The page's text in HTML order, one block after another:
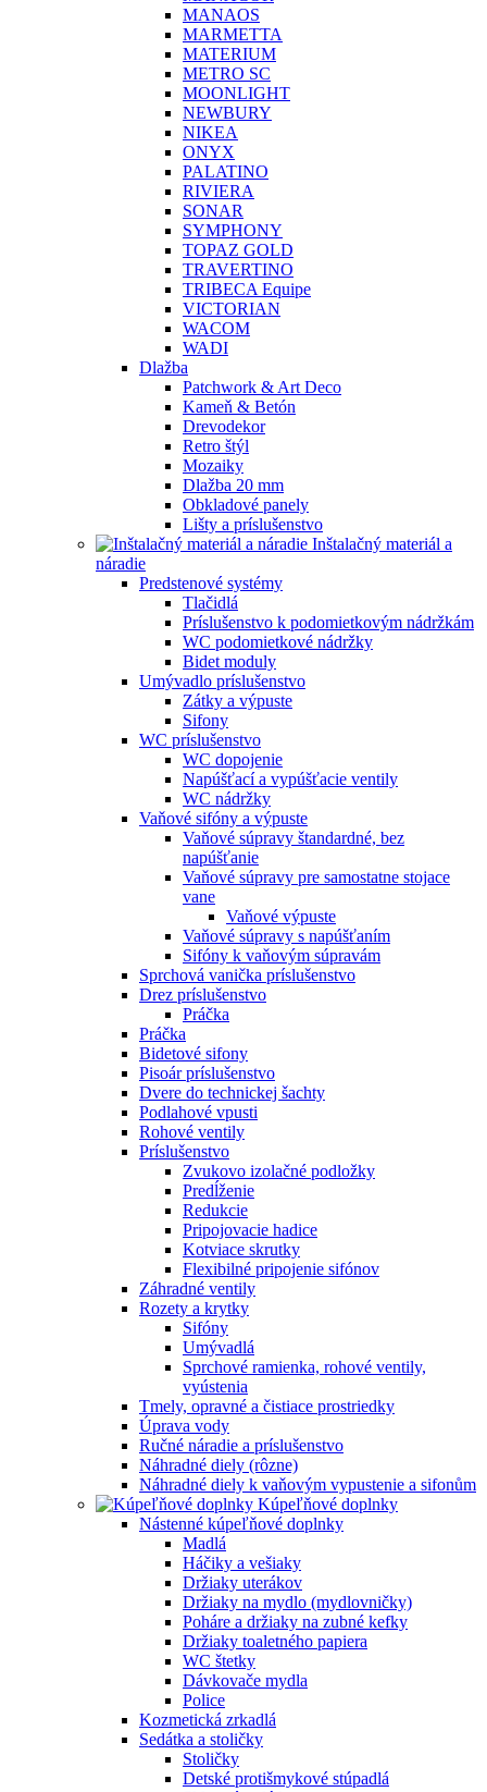
MANAOS
MARMETTA
MATERIUM
METRO SC
MOONLIGHT
NEWBURY
NIKEA
ONYX
PALATINO
RIVIERA
SONAR
SYMPHONY
TOPAZ GOLD
TRAVERTINO
TRIBECA Equipe
VICTORIAN
WACOM
WADI
Dlažba
Patchwork & Art Deco
Kameň & Betón
Drevodekor
Retro štýl
Mozaiky
Dlažba 20 mm
Obkladové panely
Lišty a príslušenstvo
Inštalačný materiál a
náradie
Predstenové systémy
Tlačidlá
Príslušenstvo k podomietkovým nádržkám
WC podomietkové nádržky
Bidet moduly
Umývadlo príslušenstvo
Zátky a výpuste
Sifony
WC príslušenstvo
WC dopojenie
Napúšťací a vypúšťacie ventily
WC nádržky
Vaňové sifóny a výpuste
Vaňové súpravy štandardné, bez
napúšťanie
Vaňové súpravy pre samostatne stojace
vane
Vaňové výpuste
Vaňové súpravy s napúšťaním
Sifóny k vaňovým súpravám
Sprchová vanička príslušenstvo
Drez príslušenstvo
Práčka
Práčka
Bidetové sifony
Pisoár príslušenstvo
Dvere do technickej šachty
Podlahové vpusti
Rohové ventily
Príslušenstvo
Zvukovo izolačné podložky
Predĺženie
Redukcie
Pripojovacie hadice
Kotviace skrutky
Flexibilné pripojenie sifónov
Záhradné ventily
Rozety a krytky
Sifóny
Umývadlá
Sprchové ramienka, rohové ventily,
vyústenia
Tmely, opravné a čistiace prostriedky
Úprava vody
Ručné náradie a príslušenstvo
Náhradné diely (rôzne)
Náhradné diely k vaňovým vypustenie a sifonům
Kúpeľňové doplnky
Nástenné kúpeľňové doplnky
Madlá
Háčiky a vešiaky
Držiaky uterákov
Držiaky na mydlo (mydlovničky)
Poháre a držiaky na zubné kefky
Držiaky toaletného papiera
WC štetky
Dávkovače mydla
Police
Kozmetická zrkadlá
Sedátka a stoličky
Stoličky
Detské protišmykové stúpadlá